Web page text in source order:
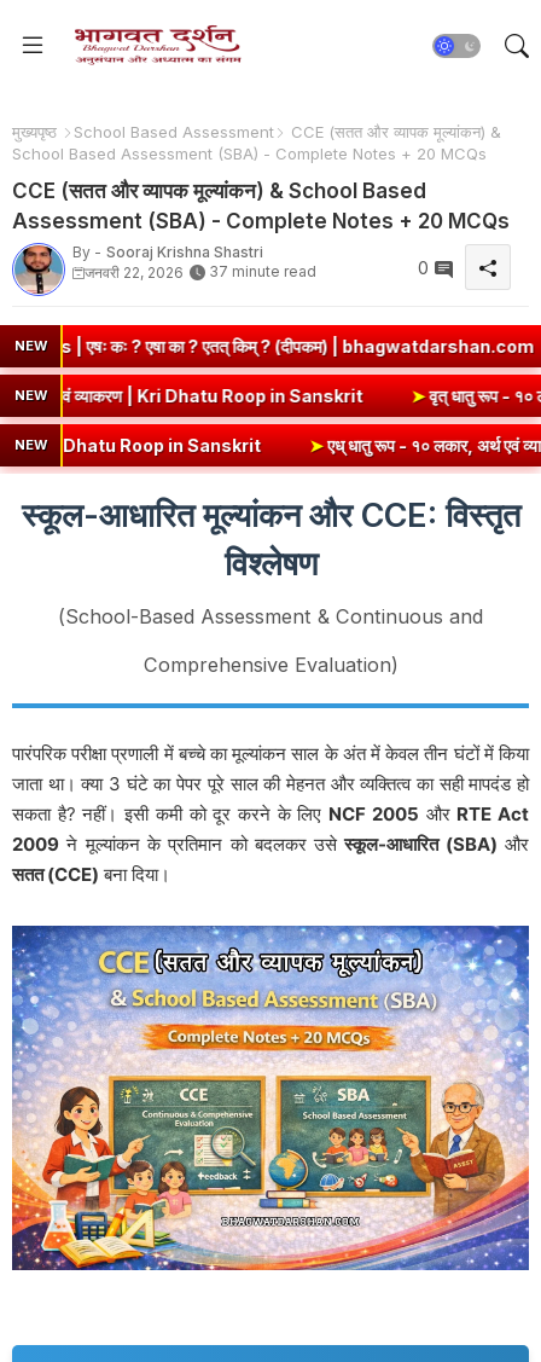
मुख्यपृष्ठ ​School Based Assessment
CCE (सतत और व्यापक मूल्यांकन) &
School Based Assessment (SBA) - Complete Notes + 20 MCQs
CCE (सतत और व्यापक मूल्यांकन) & School Based
Assessment (SBA) - Complete Notes + 20 MCQs
By - Sooraj Krishna Shastri
जनवरी 22, 2026
37 minute read 0
NEWकिम् ? (दीपकम) | bhagwatdarshan.com ➤Class 6 Sanskrit
NEW
धातु रूप (उभयपदी) - १० लकार, अर्थ एवं व्याकरण | Kri Dhatu Roop in
NEW
in Sanskrit ➤एध् धातु रूप - १० लकार, अर्थ एवं व्याकरण | Edh Dhatu
स्कूल-आधारित मूल्यांकन और CCE: विस्तृत
विश्लेषण
(School-Based Assessment & Continuous and
Comprehensive Evaluation)
पारंपरिक परीक्षा प्रणाली में बच्चे का मूल्यांकन साल के अंत में केवल तीन घंटों में किया
जाता था। क्या 3 घंटे का पेपर पूरे साल की मेहनत और व्यक्तित्व का सही मापदंड हो
सकता है? नहीं। इसी कमी को दूर करने के लिए NCF 2005 और RTE Act
2009 ने मूल्यांकन के प्रतिमान को बदलकर उसेस्कूल-आधारित (SBA) और
सतत (CCE) बना दिया।